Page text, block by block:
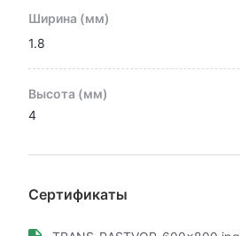
Ширина (мм)
1.8
Высота (мм)
4
Сертификаты